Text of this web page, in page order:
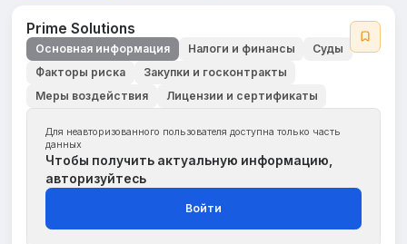
Prime Solutions
Основная информация Налоги и финансы
Суды
Факторы риска
Закупки и госконтракты
Меры воздействия
Лицензии и сертификаты
Для неавторизованного пользователя доступна только часть
данных
Чтобы получить актуальную информацию,
авторизуйтесь
Войти